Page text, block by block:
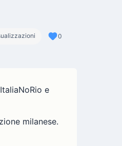
0
e
milanese.